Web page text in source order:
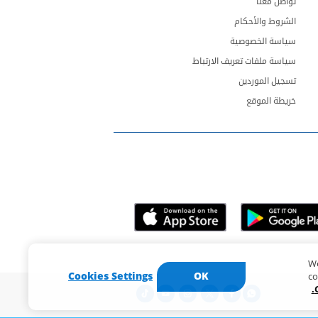
الشروط والأحكام
سياسة الخصوصية
سياسة ملفات تعريف الارتباط
تسجيل الموردين
خريطة الموقع
Cookies Settings OK